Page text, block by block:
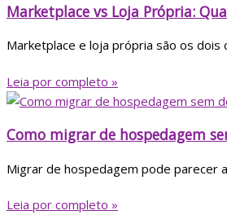
Marketplace vs Loja Própria:
Marketplace e loja própria são os dois
Leia por completo »
Como migrar de hospedagem
Migrar de hospedagem pode parecer
Leia por completo »